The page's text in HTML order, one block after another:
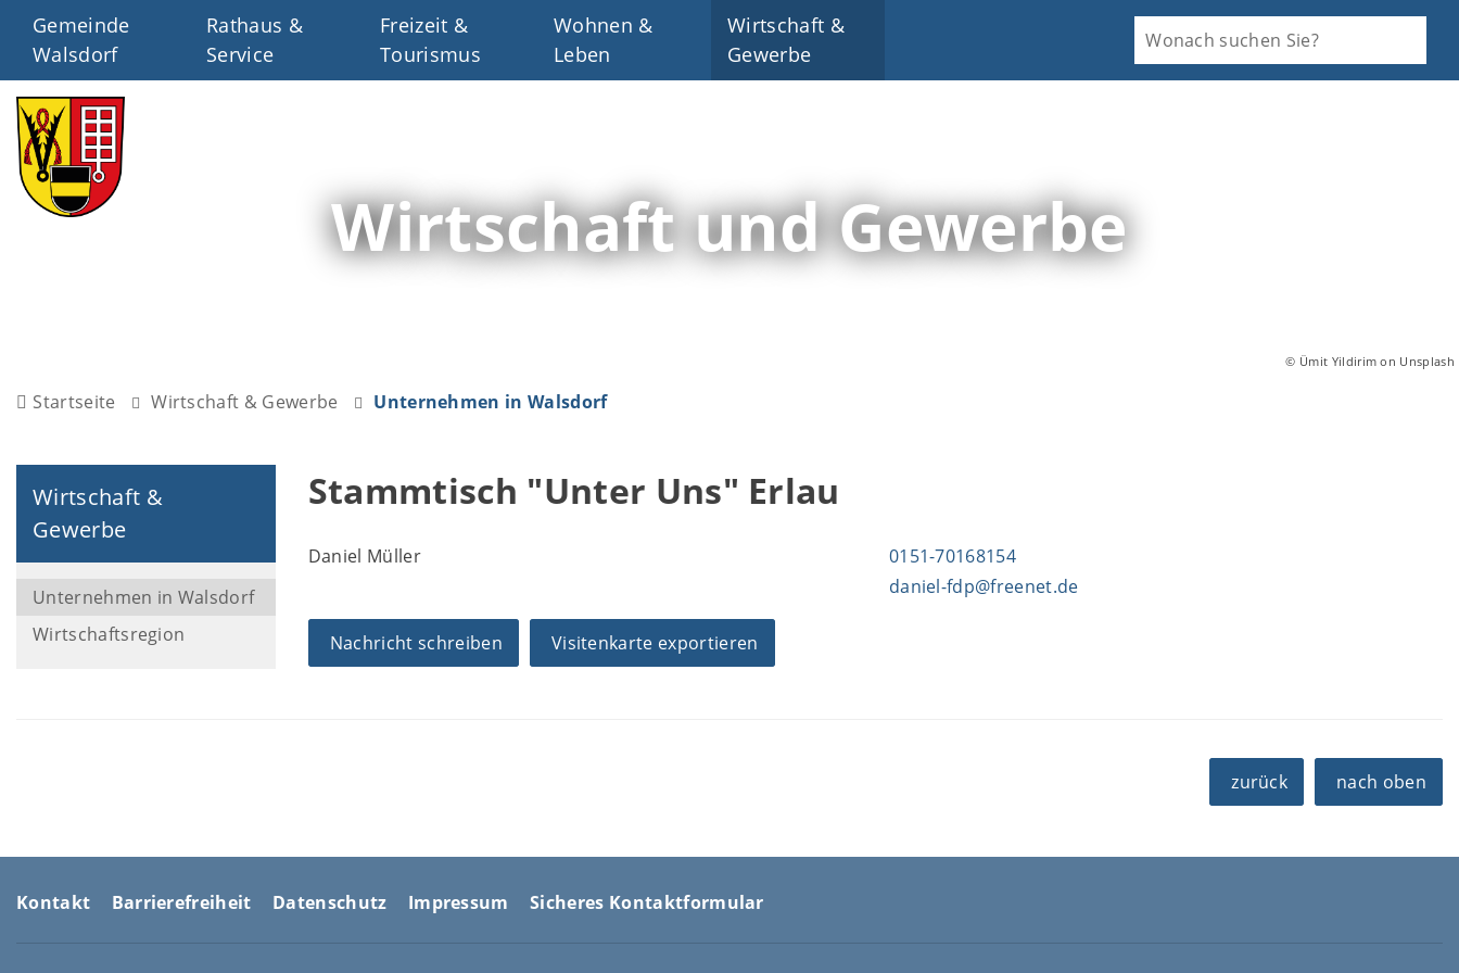
Gemeinde
Walsdorf
Rathaus &
Service
Freizeit &
Tourismus
Wohnen &
Leben
Wirtschaft &
Gewerbe
Wirtschaft und Gewerbe
© Ümit Yildirim on Unsplash
Startseite Wirtschaft & Gewerbe Unternehmen in Walsdorf
Wirtschaft &
Gewerbe
Unternehmen in Walsdorf
Wirtschaftsregion
Stammtisch "Unter Uns" Erlau
Daniel Müller
0151-70168154
daniel-fdp@freenet.de
Nachricht schreiben Visitenkarte exportieren
zurück nach oben
Kontakt Barrierefreiheit Datenschutz Impressum Sicheres Kontaktformular